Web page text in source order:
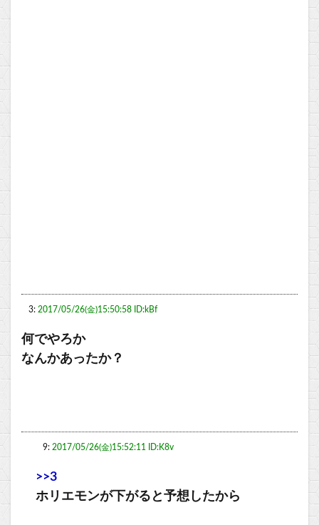
3: 2017/05/26(金)15:50:58 ID:kBf
何でやろか
なんかあったか？
9: 2017/05/26(金)15:52:11 ID:K8v
>>3
ホリエモンが下がると予想したから